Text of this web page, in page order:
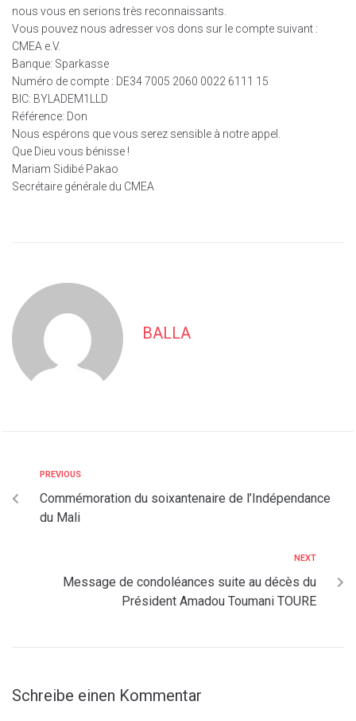
nous vous en serions très reconnaissants.
Vous pouvez nous adresser vos dons sur le compte suivant :
CMEA e.V.
Banque: Sparkasse
Numéro de compte : DE34 7005 2060 0022 6111 15
BIC: BYLADEM1LLD
Référence: Don
Nous espérons que vous serez sensible à notre appel.
Que Dieu vous bénisse !
Mariam Sidibé Pakao
Secrétaire générale du CMEA
BALLA
PREVIOUS
Commémoration du soixantenaire de l’Indépendance
du Mali
NEXT
Message de condoléances suite au décès du
Président Amadou Toumani TOURE
Schreibe einen Kommentar